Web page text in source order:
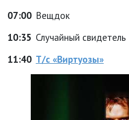
07:00 Вещдок
10:35 Случайный свидетель
11:40 Т/с «Виртуозы»